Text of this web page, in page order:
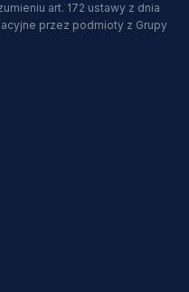
art. 172 ustawy z dnia
przez podmioty z Grupy